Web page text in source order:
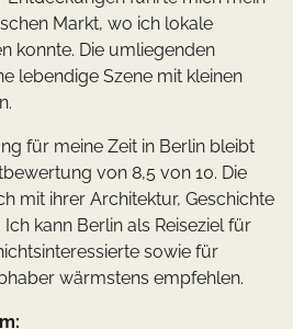
Markt, wo ich lokale
konnte. Die umliegenden
lebendige Szene mit kleinen
für meine Zeit in Berlin bleibt
von 8,5 von 10. Die
mit ihrer Architektur, Geschichte
kann Berlin als Reiseziel für
sowie für
wärmstens empfehlen.